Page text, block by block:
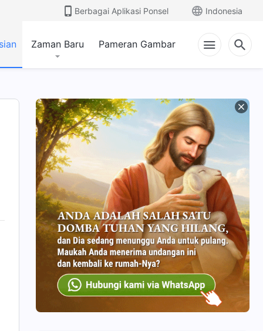
Berbagai Aplikasi Ponsel Indonesia
Zaman Baru Pameran Gambar